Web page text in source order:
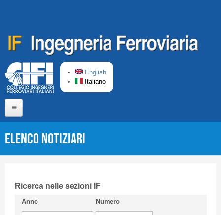
English
Italiano
CIFI in breve
Linee Guida
Elenco Notiziari
Ricerca nelle sezioni IF
Anno Numero